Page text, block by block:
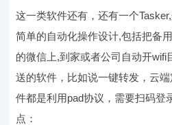
这一类软件还有，还有一个
简单的自动化操作设计,包括把备
的微信上,到家或者公司自动开wifi
送的软件，比如说一键转发，云
件都是利用pad协议，需要扫码登
点：